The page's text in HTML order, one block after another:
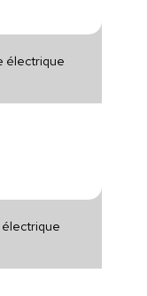
électrique
électrique